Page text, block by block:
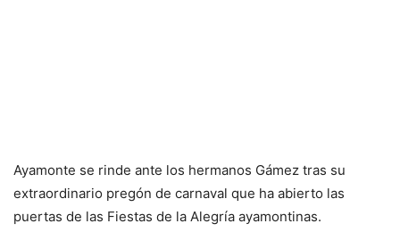
Ayamonte se rinde ante los hermanos Gámez tras su
extraordinario pregón de carnaval que ha abierto las
puertas de las Fiestas de la Alegría ayamontinas.